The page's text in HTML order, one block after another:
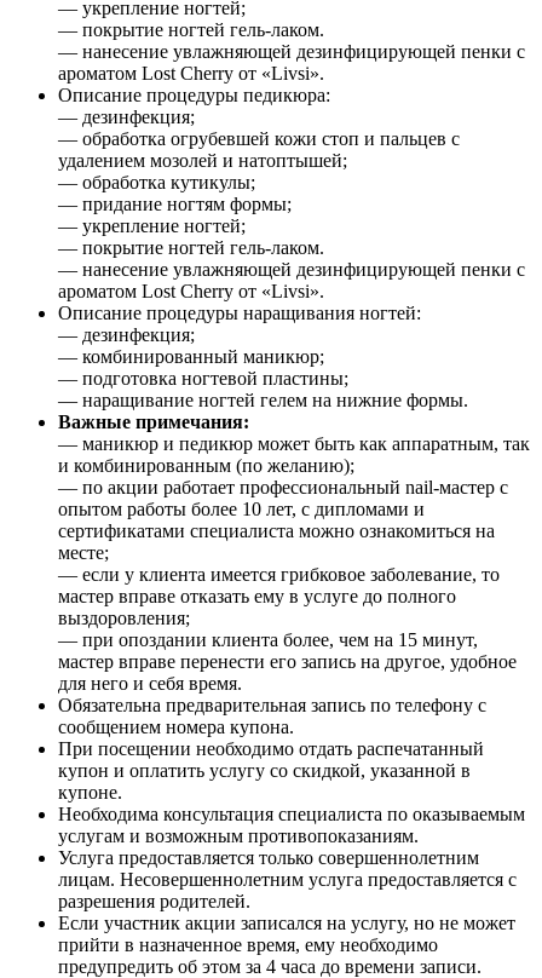
— укрепление ногтей;
— покрытие ногтей гель-лаком.
— нанесение увлажняющей дезинфицирующей пенки с
ароматом Lost Cherry от «Livsi».
Описание процедуры педикюра:
— дезинфекция;
— обработка огрубевшей кожи стоп и пальцев с
удалением мозолей и натоптышей;
— обработка кутикулы;
— придание ногтям формы;
— укрепление ногтей;
— покрытие ногтей гель-лаком.
— нанесение увлажняющей дезинфицирующей пенки с
ароматом Lost Cherry от «Livsi».
Описание процедуры наращивания ногтей:
— дезинфекция;
— комбинированный маникюр;
— подготовка ногтевой пластины;
— наращивание ногтей гелем на нижние формы.
Важные примечания:
— маникюр и педикюр может быть как аппаратным, так
и комбинированным (по желанию);
— по акции работает профессиональный nail-мастер с
опытом работы более 10 лет, с дипломами и
сертификатами специалиста можно ознакомиться на
месте;
— если у клиента имеется грибковое заболевание, то
мастер вправе отказать ему в услуге до полного
выздоровления;
— при опоздании клиента более, чем на 15 минут,
мастер вправе перенести его запись на другое, удобное
для него и себя время.
Обязательна предварительная запись по телефону с
сообщением номера купона.
При посещении необходимо отдать распечатанный
купон и оплатить услугу со скидкой, указанной в
купоне.
Необходима консультация специалиста по оказываемым
услугам и возможным противопоказаниям.
Услуга предоставляется только совершеннолетним
лицам. Несовершеннолетним услуга предоставляется с
разрешения родителей.
Если участник акции записался на услугу, но не может
прийти в назначенное время, ему необходимо
предупредить об этом за 4 часа до времени записи.